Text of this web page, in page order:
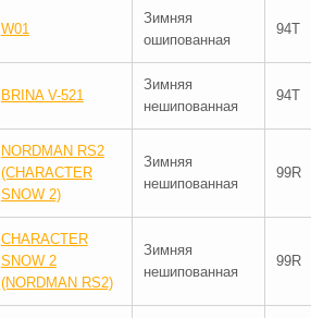
W01
Зимняя
ошипованная
94T
BRINA V-521
Зимняя
нешипованная
94T
NORDMAN RS2
(CHARACTER
SNOW 2)
Зимняя
нешипованная
99R
CHARACTER
SNOW 2
(NORDMAN RS2)
Зимняя
нешипованная
99R